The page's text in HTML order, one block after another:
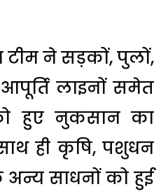
टीम ने सड़कों, पुलों,
लाइनों समेत
हुए नुकसान का
ही कृषि, पशुधन
साधनों को हुई